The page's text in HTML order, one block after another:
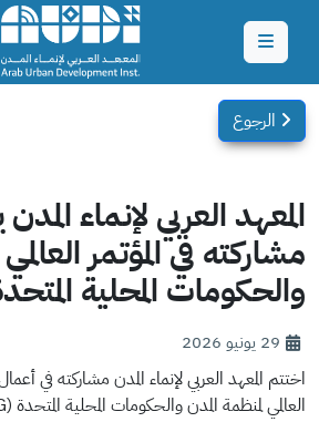
الرجوع
المعهد العربي لإنماء
مشاركته في المؤتمر
والحكومات المحلية
29 يونيو 2026
اختتم المعهد العربي لإنماء المدن مشاركته في